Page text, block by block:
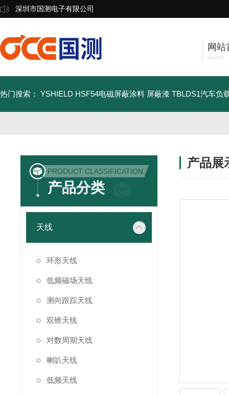
深圳市国测电子有限公司
网站
Home
热门搜索： YSHIELD HSF54电磁屏蔽涂料 屏蔽漆 TBLDS1汽车负
PRODUCT CLASSIFICATION
产品分类
天线
环形天线
低频磁场天线
测向跟踪天线
双锥天线
对数周期天线
喇叭天线
低频天线
产品展